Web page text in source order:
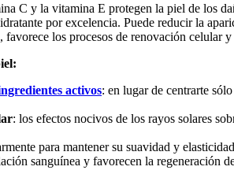
C y la vitamina E protegen la piel de los
por excelencia. Puede reducir la
los procesos de renovación celular
activos: en lugar de centrarte
: los efectos nocivos de los rayos solares
para mantener su suavidad y
sanguínea y favorecen la regeneración